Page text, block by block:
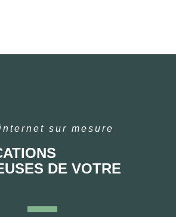
sur mesure
DE VOTRE